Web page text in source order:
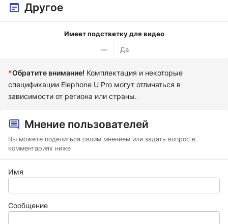
Другое
Имеет подстветку для видео
—
Да
*Обратите внимание! Комплектация и некоторые
спецификации Elephone U Pro могут отличаться в
зависимости от региона или страны.
Мнение пользователей
Вы можете поделиться своим мнением или задать вопрос в
комментариях ниже
Имя
Сообщение